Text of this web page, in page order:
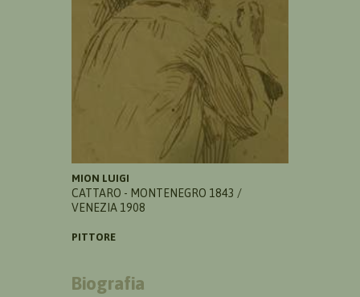
MION LUIGI
CATTARO - MONTENEGRO 1843 /
VENEZIA 1908
PITTORE
Biografia